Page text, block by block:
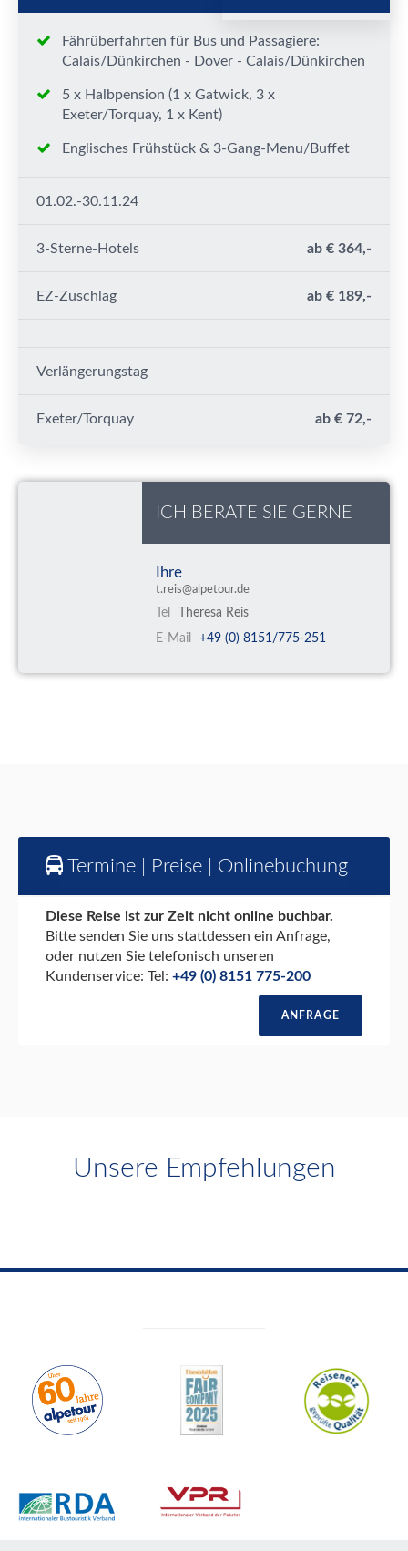
Fährüberfahrten für Bus und Passagiere:
Calais/Dünkirchen - Dover - Calais/Dünkirchen
5 x Halbpension (1 x Gatwick, 3 x
Exeter/Torquay, 1 x Kent)
Englisches Frühstück & 3-Gang-Menu/Buffet
01.02.-30.11.24
3-Sterne-Hotels ab € 364,-
EZ-Zuschlag ab € 189,-
Verlängerungstag
Exeter/Torquay ab € 72,-
ICH BERATE SIE GERNE
Ihre
t.reis@alpetour.de
Tel
Theresa Reis
E-Mail
+49 (0) 8151/775-251
Termine | Preise | Onlinebuchung
Diese Reise ist zur Zeit nicht online buchbar.
Bitte senden Sie uns stattdessen ein Anfrage,
oder nutzen Sie telefonisch unseren
Kundenservice: Tel: +49 (0) 8151 775-200
ANFRAGE
Unsere Empfehlungen